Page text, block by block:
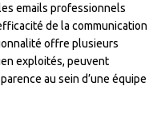
emails professionnels
de la communication
offre plusieurs
exploités, peuvent
au sein d’une équipe